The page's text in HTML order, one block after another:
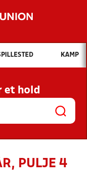
vil du søge efter?
OG NYHEDER
KLUBBER OG
KAMP
et hold
PULJE 4